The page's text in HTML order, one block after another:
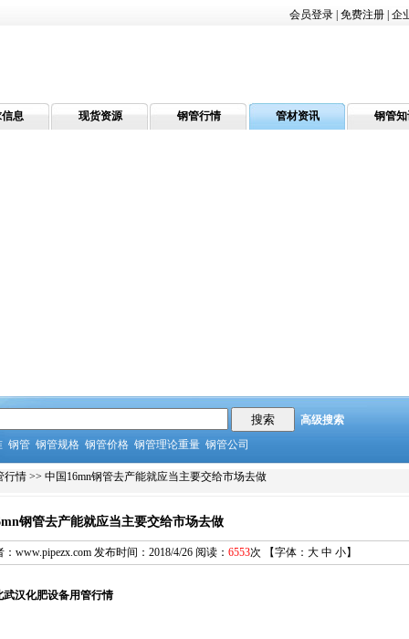
会员登录 免费注册 企
息 现货资源 钢管行情 管材资讯 钢管
高级搜索
钢管 钢管规格 钢管价格 钢管理论重量 钢管公司
行情 >> 中国16mn钢管去产能就应当主要交给市场去做
钢管去产能就应当主要交给市场去做
：www.pipezx.com 发布时间：2018/4/26 阅读： 6553次 【字体： 大 中 小】
汉化肥设备用管行情